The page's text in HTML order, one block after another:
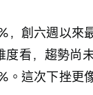
，創六週以來
度看，趨勢
。這次下挫